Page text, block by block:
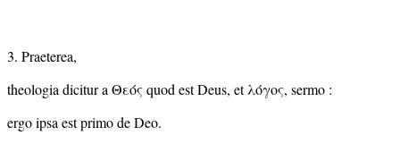
3. Praeterea,
theologia dicitur a Θεός quod est Deus, et λόγος, sermo :
ergo ipsa est primo de Deo.